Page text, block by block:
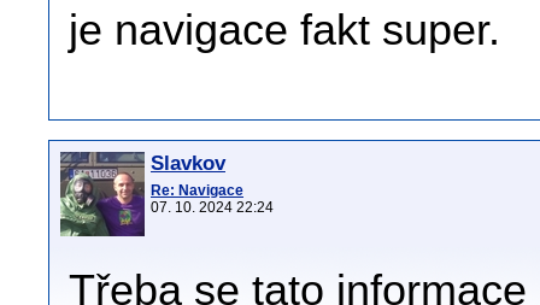
je navigace fakt super.
Slavkov
Re: Navigace
07. 10. 2024 22:24
Třeba se tato